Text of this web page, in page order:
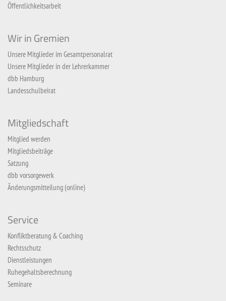
Öffentlichkeitsarbeit
Wir in Gremien
Unsere Mitglieder im Gesamtpersonalrat
Unsere Mitglieder in der Lehrerkammer
dbb Hamburg
Landesschulbeirat
Mitgliedschaft
Mitglied werden
Mitgliedsbeiträge
Satzung
dbb vorsorgewerk
Änderungsmitteilung (online)
Service
Konfliktberatung & Coaching
Rechtsschutz
Dienstleistungen
Ruhegehaltsberechnung
Seminare